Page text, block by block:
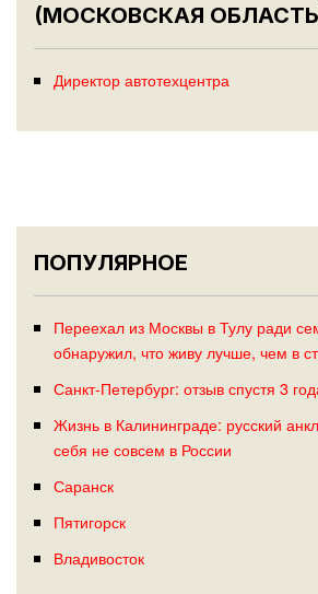
(МОСКОВСКАЯ
Директор автотехцентра
ПОПУЛЯРНОЕ
Переехал из Москвы в Тулу ради
обнаружил, что живу лучше, чем в
Санкт-Петербург: отзыв спустя 3
Жизнь в Калининграде: русский
себя не совсем в России
Саранск
Пятигорск
Владивосток